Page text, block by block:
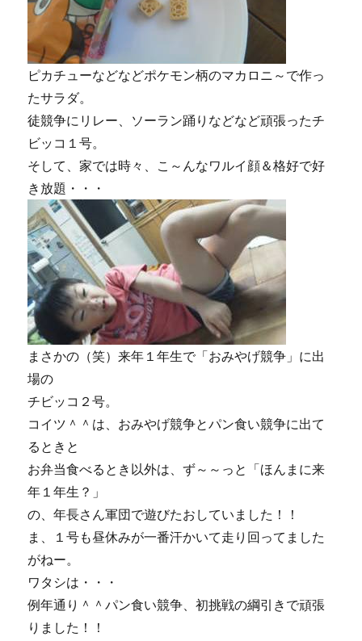
ピカチューなどなどポケモン柄のマカロニ～で作っ
たサラダ。
徒競争にリレー、ソーラン踊りなどなど頑張ったチ
ビッコ１号。
そして、家では時々、こ～んなワルイ顔＆格好で好
き放題・・・
まさかの（笑）来年１年生で「おみやげ競争」に出
場の
チビッコ２号。
コイツ＾＾は、おみやげ競争とパン食い競争に出て
るときと
お弁当食べるとき以外は、ず～～っと「ほんまに来
年１年生？」
の、年長さん軍団で遊びたおしていました！！
ま、１号も昼休みが一番汗かいて走り回ってました
がねー。
ワタシは・・・
例年通り＾＾パン食い競争、初挑戦の綱引きで頑張
りました！！